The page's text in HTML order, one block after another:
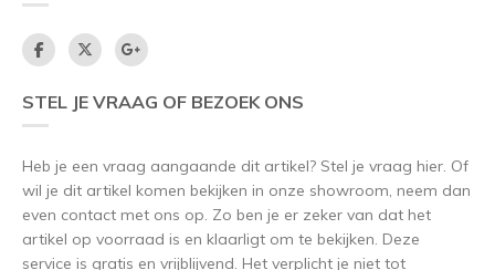
STEL JE VRAAG OF BEZOEK ONS
Heb je een vraag aangaande dit artikel? Stel je vraag hier. Of
wil je dit artikel komen bekijken in onze showroom, neem dan
even contact met ons op. Zo ben je er zeker van dat het
artikel op voorraad is en klaarligt om te bekijken. Deze
service is gratis en vrijblijvend. Het verplicht je niet tot